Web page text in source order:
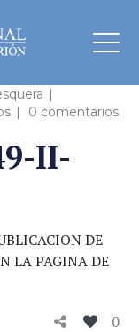
0 comentarios
II-
DE
LA PAGINA DE
0